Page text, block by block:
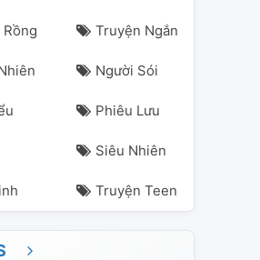
Rồng Truyện Ngắn
Người Sói
Phiêu Lưu
Siêu Nhiên
Truyện Teen